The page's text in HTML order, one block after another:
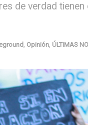
de verdad
, Opinión, ÚLTIMAS